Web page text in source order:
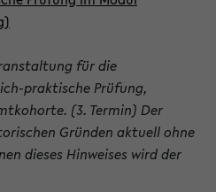
für die
praktische Prüfung,
(3. Termin) Der
Gründen aktuell ohne
dieses Hinweises wird der